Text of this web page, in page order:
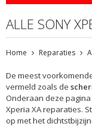
ALLE SONY
Home Reparaties
De meest
vermeld zoals de
Onderaan deze
Xperia XA reparaties.
op met het